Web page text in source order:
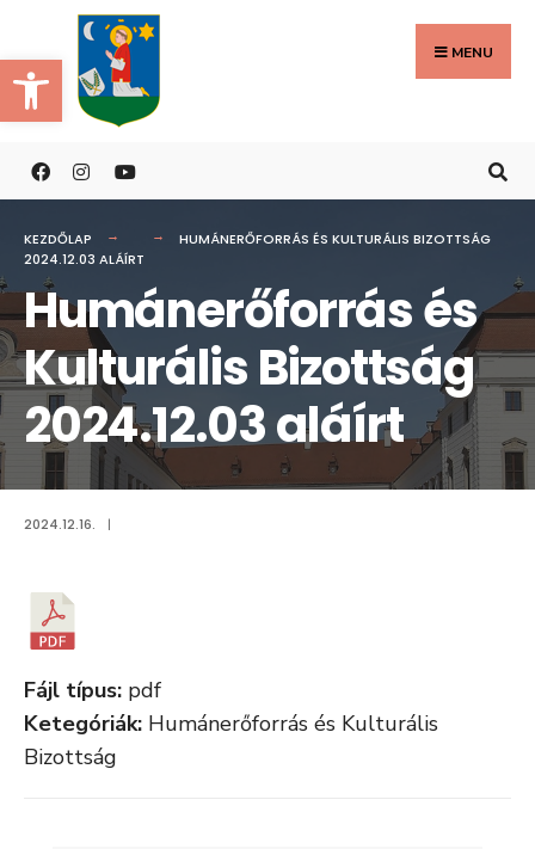
Eszköztár megnyitása
to
content
MENU
KEZDŐLAP
HUMÁNERŐFORRÁS ÉS KULTURÁLIS BIZOTTSÁG
2024.12.03 ALÁÍRT
Humánerőforrás és
Kulturális Bizottság
2024.12.03 aláírt
2024.12.16. |
Fájl típus: pdf
Ketegóriák: Humánerőforrás és Kulturális
Bizottság
Search